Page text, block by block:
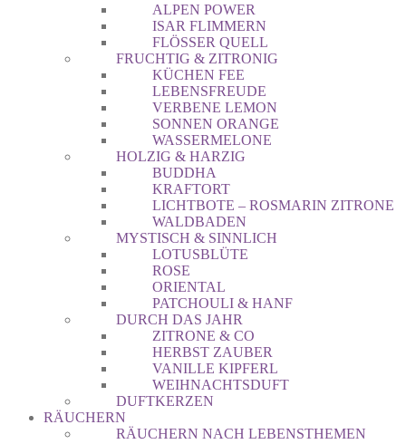
ALPEN POWER
ISAR FLIMMERN
FLÖSSER QUELL
FRUCHTIG & ZITRONIG
KÜCHEN FEE
LEBENSFREUDE
VERBENE LEMON
SONNEN ORANGE
WASSERMELONE
HOLZIG & HARZIG
BUDDHA
KRAFTORT
LICHTBOTE – ROSMARIN ZITRONE
WALDBADEN
MYSTISCH & SINNLICH
LOTUSBLÜTE
ROSE
ORIENTAL
PATCHOULI & HANF
DURCH DAS JAHR
ZITRONE & CO
HERBST ZAUBER
VANILLE KIPFERL
WEIHNACHTSDUFT
DUFTKERZEN
RÄUCHERN
RÄUCHERN NACH LEBENSTHEMEN